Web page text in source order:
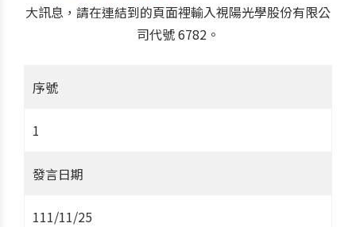
大訊息，請在連結到的頁面裡輸入視陽光學股份有限公
司代號 6782。
序號
1
發言日期
111/11/25